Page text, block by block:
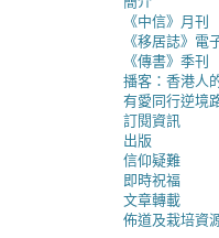
《中信》月刊
《移居誌》電
《傳書》季刊
播客：香港人
有愛同行逆境
訂閱資訊
出版
信仰疑難
即時祝福
文章轉載
佈道及栽培資